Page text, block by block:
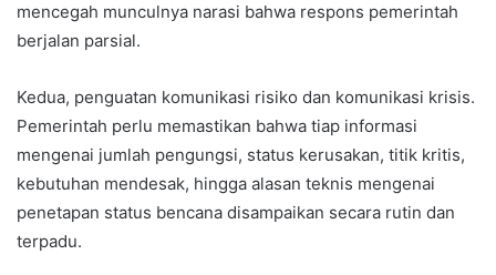
mencegah munculnya narasi bahwa respons pemerintah
berjalan parsial.
Kedua, penguatan komunikasi risiko dan komunikasi krisis.
Pemerintah perlu memastikan bahwa tiap informasi
mengenai jumlah pengungsi, status kerusakan, titik kritis,
kebutuhan mendesak, hingga alasan teknis mengenai
penetapan status bencana disampaikan secara rutin dan
terpadu.